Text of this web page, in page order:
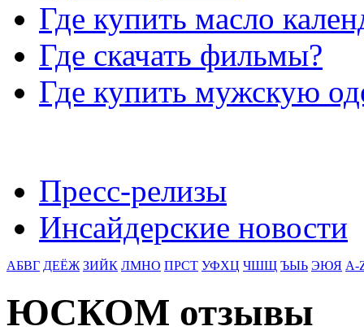
Где купить масло
Где скачать фильмы?
Где купить мужскую
Пресс-релизы
Инсайдерские новости
АБВГ ДЕЁЖ ЗИЙК ЛМНО ПРСТ УФХЦ ЧШЩ ЪЫЬ ЭЮЯ A-
ЮСКОМ отзывы